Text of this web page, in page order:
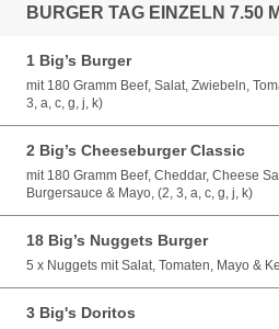
BURGER TAG EINZELN 7.50
1 Big’s Burger
mit 180 Gramm Beef, Salat, Zwiebeln,
3, a, c, g, j, k)
2 Big’s Cheeseburger Classic
mit 180 Gramm Beef, Cheddar, Cheese
Burgersauce & Mayo, (2, 3, a, c, g, j, k)
18 Big’s Nuggets Burger
5 x Nuggets mit Salat, Tomaten, Mayo &
3 Big's Doritos